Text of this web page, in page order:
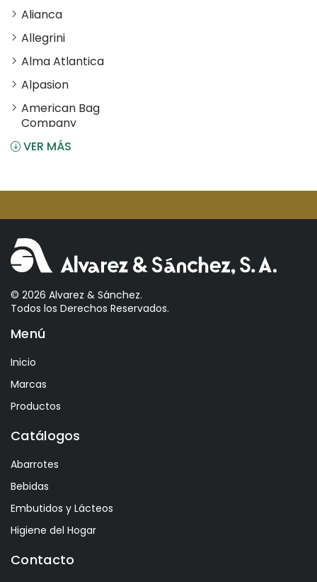
Alianca
Allegrini
Alma Atlantica
Alpasion
American Bag
Company
Angostura
Aperol
Arcos
Areparepa
Argensun
Astrales
Avelina
Ayala
Azevedo
Bacalarico
Badia
Best Maid
VER MÁS
© 2026 Alvarez & Sánchez.
Todos los Derechos Reservados.
Menú
Inicio
Marcas
Productos
Catálogos
Abarrotes
Bebidas
Embutidos y Lácteos
Higiene del Hogar
Contacto